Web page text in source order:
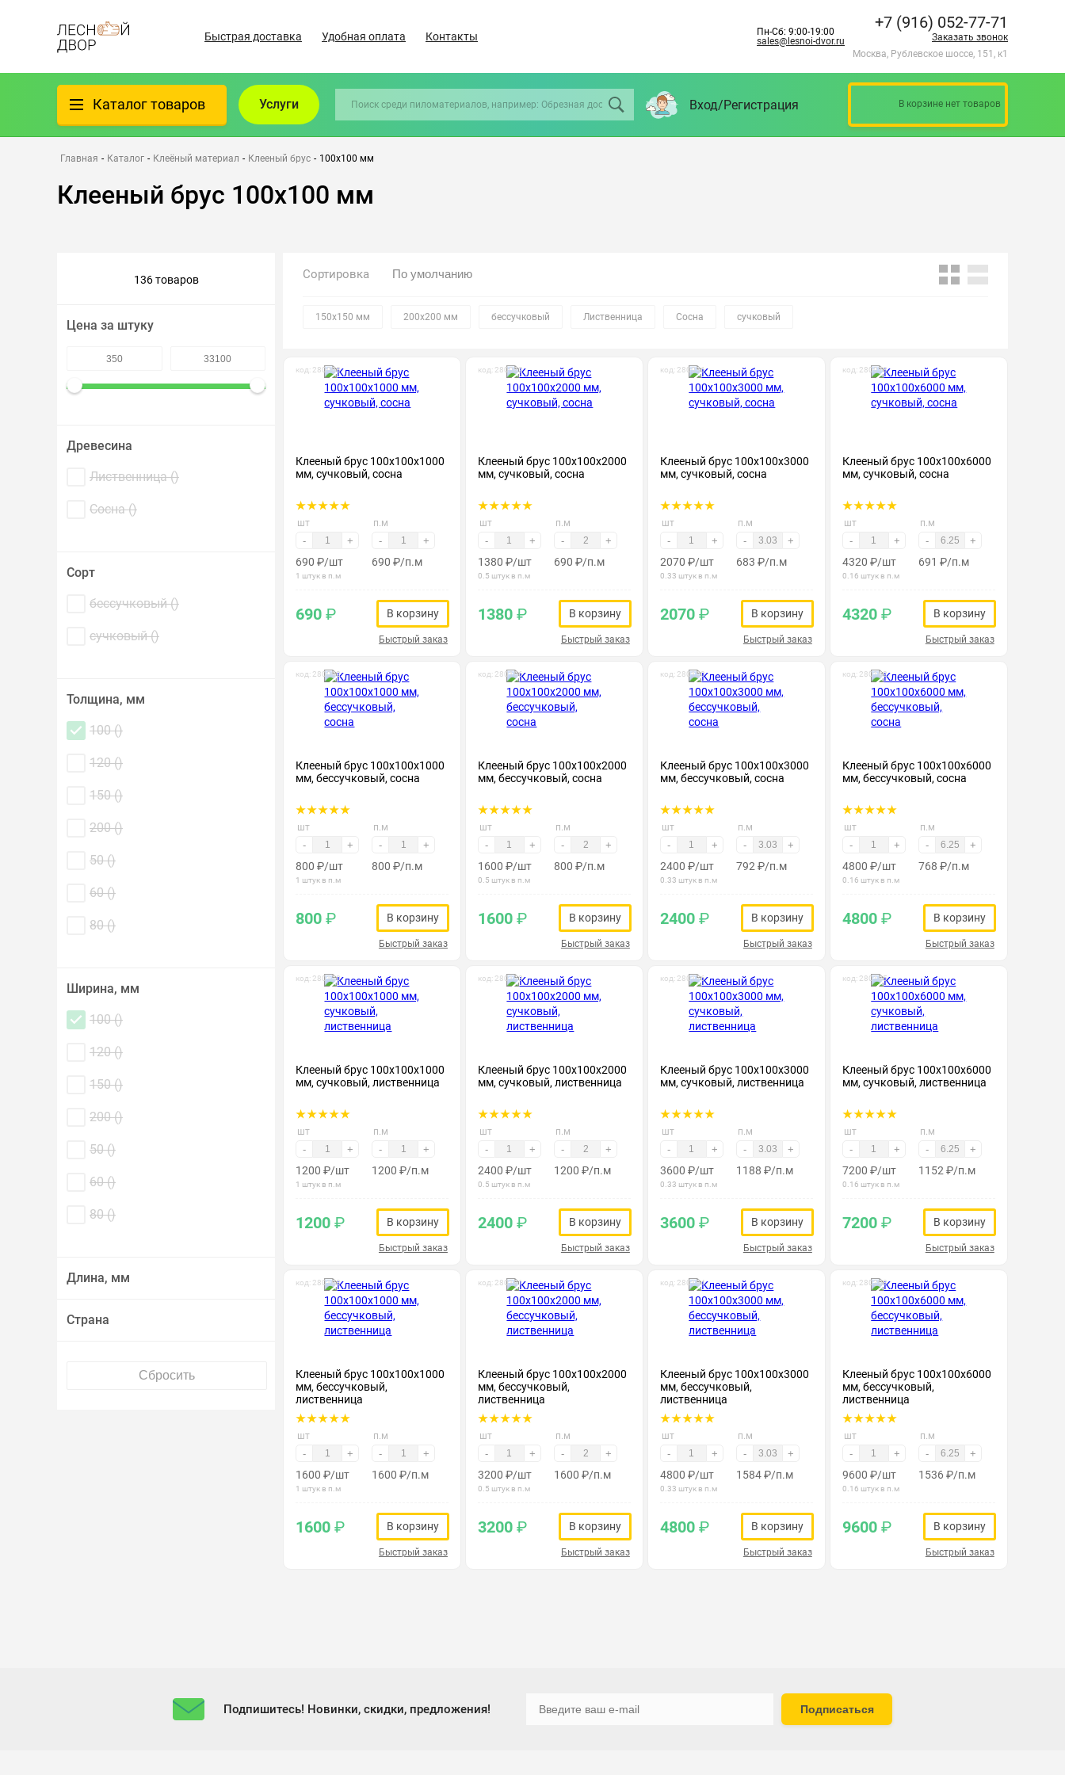
Быстрая доставка Удобная оплата Контакты
Пн-Сб: 9:00-19:00
sales@lesnoi-dvor.ru
+7 (916) 052-77-71
Заказать звонок
Москва, Рублевское шоссе, 151, к1
Каталог товаров
Фанера
Пиломатериалы
Всё для бани
Утеплители/Изоляция
Услуги Вход/Регистрация В корзине нет товаров
Главная - Каталог - Клеёный материал - Клееный брус - 100х100 мм
Клееный брус 100х100 мм
136 товаров
Цена за штуку
Древесина
Лиственница ()
Сосна ()
Сорт
бессучковый ()
сучковый ()
Толщина, мм
100 ()
120 ()
150 ()
200 ()
50 ()
60 ()
80 ()
Ширина, мм
100 ()
120 ()
150 ()
200 ()
50 ()
60 ()
80 ()
Длина, мм
Страна
Сортировка
150х150 мм 200х200 мм бессучковый Лиственница Сосна сучковый
код: 280008
Клееный брус 100х100х1000
мм, сучковый, сосна
шт
- +
690 ₽/шт
1 штук в п.м
п.м
- +
690 ₽/п.м
690 ₽ В корзину
Быстрый заказ
код: 280022
Клееный брус 100х100х2000
мм, сучковый, сосна
шт
- +
1380 ₽/шт
0.5 штук в п.м
п.м
- +
690 ₽/п.м
1380₽ В корзину
Быстрый заказ
код: 280036
Клееный брус 100х100х3000
мм, сучковый, сосна
шт
- +
2070 ₽/шт
0.33 штук в п.м
п.м
- +
683 ₽/п.м
2070₽ В корзину
Быстрый заказ
код: 280078
Клееный брус 100х100х6000
мм, сучковый, сосна
шт
- +
4320 ₽/шт
0.16 штук в п.м
п.м
- +
691 ₽/п.м
4320₽ В корзину
Быстрый заказ
код: 280092
Клееный брус 100х100х1000
мм, бессучковый, сосна
шт
- +
800 ₽/шт
1 штук в п.м
п.м
- +
800 ₽/п.м
800 ₽ В корзину
Быстрый заказ
код: 280106
Клееный брус 100х100х2000
мм, бессучковый, сосна
шт
- +
1600 ₽/шт
0.5 штук в п.м
п.м
- +
800 ₽/п.м
1600₽ В корзину
Быстрый заказ
код: 280120
Клееный брус 100х100х3000
мм, бессучковый, сосна
шт
- +
2400 ₽/шт
0.33 штук в п.м
п.м
- +
792 ₽/п.м
2400₽ В корзину
Быстрый заказ
код: 280162
Клееный брус 100х100х6000
мм, бессучковый, сосна
шт
- +
4800 ₽/шт
0.16 штук в п.м
п.м
- +
768 ₽/п.м
4800₽ В корзину
Быстрый заказ
код: 280170
Клееный брус 100х100х1000
мм, сучковый, лиственница
шт
- +
1200 ₽/шт
1 штук в п.м
п.м
- +
1200 ₽/п.м
1200 ₽ В корзину
Быстрый заказ
код: 280173
Клееный брус 100х100х2000
мм, сучковый, лиственница
шт
- +
2400 ₽/шт
0.5 штук в п.м
п.м
- +
1200 ₽/п.м
2400₽ В корзину
Быстрый заказ
код: 280176
Клееный брус 100х100х3000
мм, сучковый, лиственница
шт
- +
3600 ₽/шт
0.33 штук в п.м
п.м
- +
1188 ₽/п.м
3600₽ В корзину
Быстрый заказ
код: 280185
Клееный брус 100х100х6000
мм, сучковый, лиственница
шт
- +
7200 ₽/шт
0.16 штук в п.м
п.м
- +
1152 ₽/п.м
7200₽ В корзину
Быстрый заказ
код: 280188
Клееный брус 100х100х1000
мм, бессучковый,
лиственница
шт
- +
1600 ₽/шт
1 штук в п.м
п.м
- +
1600 ₽/п.м
1600 ₽ В корзину
Быстрый заказ
код: 280191
Клееный брус 100х100х2000
мм, бессучковый,
лиственница
шт
- +
3200 ₽/шт
0.5 штук в п.м
п.м
- +
1600 ₽/п.м
3200₽ В корзину
Быстрый заказ
код: 280194
Клееный брус 100х100х3000
мм, бессучковый,
лиственница
шт
- +
4800 ₽/шт
0.33 штук в п.м
п.м
- +
1584₽/п.м
4800₽ В корзину
Быстрый заказ
код: 280203
Клееный брус 100х100х6000
мм, бессучковый,
лиственница
шт
- +
9600 ₽/шт
0.16 штук в п.м
п.м
- +
1536 ₽/п.м
9600₽ В корзину
Быстрый заказ
Подпишитесь! Новинки, скидки, предложения! Подписаться